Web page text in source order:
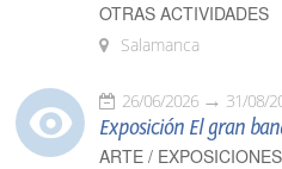
OTRAS ACTIVIDADES
Salamanca
26/06/2026 31/08/
Exposición El gran
ARTE / EXPOSICIONES